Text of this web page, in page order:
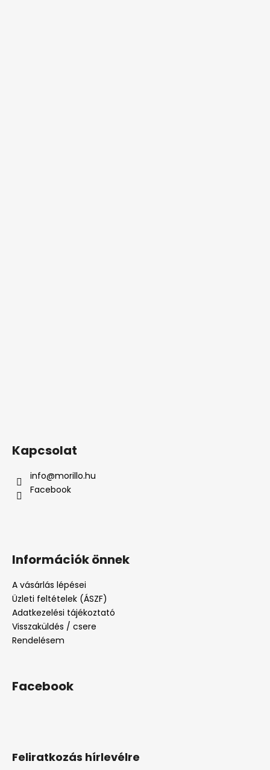
Feliratkozás hírlevélre
Kapcsolat
info@morillo.hu
Facebook
Információk önnek
A vásárlás lépései
Üzleti feltételek (ÁSZF)
Adatkezelési tájékoztató
Visszaküldés / csere
Rendelésem
Facebook